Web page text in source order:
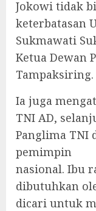
Jokowi tidak
keterbatasan
Sukmawati
Ketua Dewan
Tampaksiring.
Ia juga
TNI AD,
Panglima TNI
pemimpin
nasional. Ibu
dibutuhkan
dicari untuk